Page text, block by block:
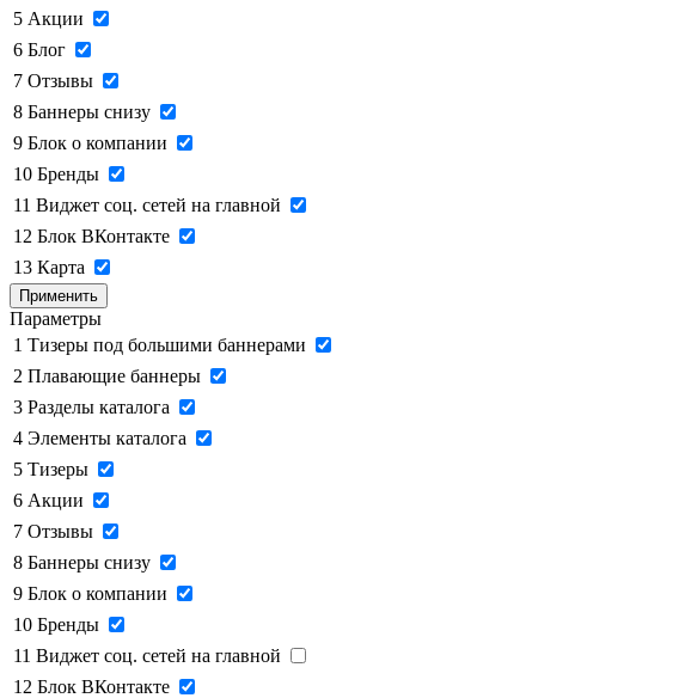
5 Акции
6 Блог
7 Отзывы
8 Баннеры снизу
9 Блок о компании
10 Бренды
11 Виджет соц. сетей на главной
12 Блок ВКонтакте
13 Карта
Применить
Параметры
1 Тизеры под большими баннерами
2 Плавающие баннеры
3 Разделы каталога
4 Элементы каталога
5 Тизеры
6 Акции
7 Отзывы
8 Баннеры снизу
9 Блок о компании
10 Бренды
11 Виджет соц. сетей на главной
12 Блок ВКонтакте